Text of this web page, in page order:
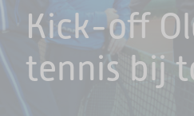
Kick-off
tennis bij